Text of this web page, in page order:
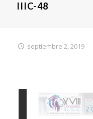
IIIC-48
septiembre 2, 2019